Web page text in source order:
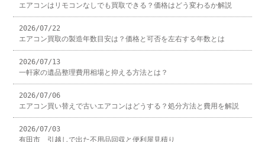
エアコンはリモコンなしでも買取できる？価格はどう変わるか解説
2026/07/22
エアコン買取の製造年数目安は？価格と可否を左右する年数とは
2026/07/13
一軒家の遺品整理費用相場と抑える方法とは？
2026/07/06
エアコン買い替えで古いエアコンはどうする？処分方法と費用を解説
2026/07/03
有田市 引越しで出た不用品回収と便利屋見積り